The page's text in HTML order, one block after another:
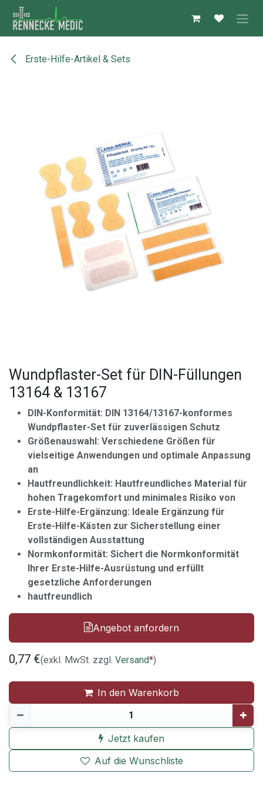
Zum Inhalt springen
Erste-Hilfe-Artikel & Sets
Wundpflaster-Set für DIN-Füllungen
13164 & 13167
DIN-Konformität: DIN 13164/13167-konformes
Wundpflaster-Set für zuverlässigen Schutz
Größenauswahl: Verschiedene Größen für
vielseitige Anwendungen und optimale Anpassung
an
Hautfreundlichkeit: Hautfreundliches Material für
hohen Tragekomfort und minimales Risiko von
Erste-Hilfe-Ergänzung: Ideale Ergänzung für
Erste-Hilfe-Kästen zur Sicherstellung einer
vollständigen Ausstattung
Normkonformität: Sichert die Normkonformität
Ihrer Erste-Hilfe-Ausrüstung und erfüllt
gesetzliche Anforderungen
hautfreundlich
Angebot anfordern
0,77 €(exkl. MwSt. zzgl. Versand*)
In den Warenkorb
Jetzt kaufen
Auf die Wunschliste